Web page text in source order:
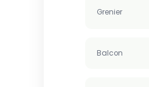
Grenier
Balcon